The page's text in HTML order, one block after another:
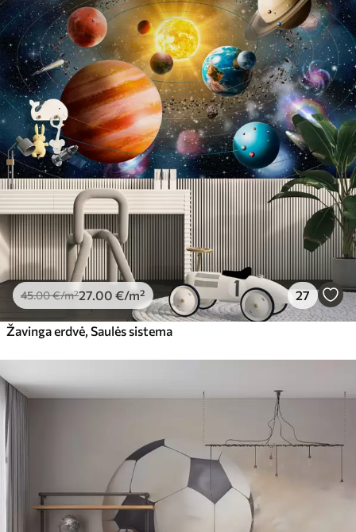
45.00€/m²27 .00 €/m² 27
Žavinga erdvė, Saulės sistema